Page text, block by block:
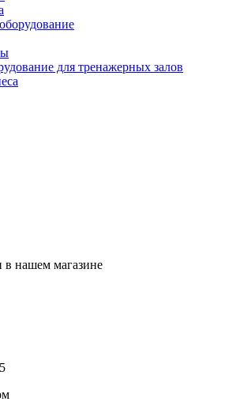
для тренажерных залов
нашем магазине